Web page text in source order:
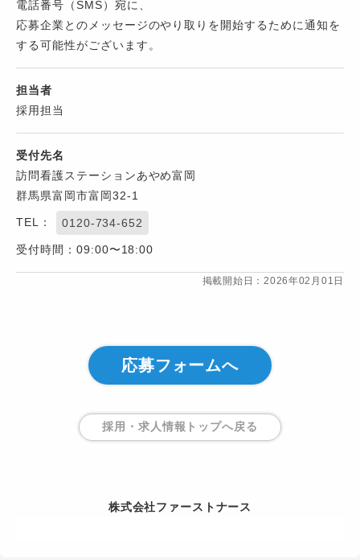
電話番号（SMS）宛に、
応募企業とのメッセージのやり取りを開始するために通知を
する可能性がございます。
担当者
採用担当
受付先名
訪問看護ステーションあやめ富岡
群馬県富岡市富岡32-1
TEL： 0120-734-652
受付時間：09:00〜18:00
掲載開始日：2026年02月01日
応募フォームへ
採用・求人情報トップへ戻る
株式会社ファーストナース